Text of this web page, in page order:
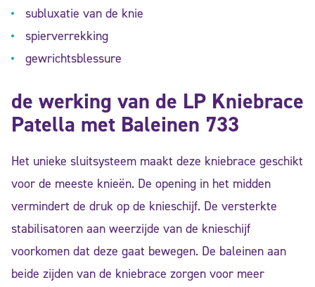
subluxatie van de knie
spierverrekking
gewrichtsblessure
de werking van de LP Kniebrace
Patella met Baleinen 733
Het unieke sluitsysteem maakt deze kniebrace geschikt
voor de meeste knieën. De opening in het midden
vermindert de druk op de knieschijf. De versterkte
stabilisatoren aan weerzijde van de knieschijf
voorkomen dat deze gaat bewegen. De baleinen aan
beide zijden van de kniebrace zorgen voor meer